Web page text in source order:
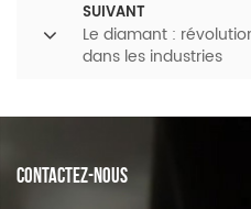
SUIVANT
Le diamant :
dans les industries
CONTACTEZ-NOUS